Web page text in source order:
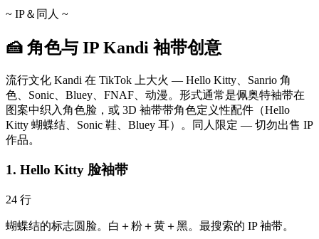
~ IP＆同人 ~
🍰 角色与 IP Kandi 袖带创意
流行文化 Kandi 在 TikTok 上大火 — Hello Kitty、Sanrio 角
色、Sonic、Bluey、FNAF、动漫。形式通常是佩奥特袖带在
图案中织入角色脸，或 3D 袖带带角色定义性配件（Hello
Kitty 蝴蝶结、Sonic 鞋、Bluey 耳）。同人限定 — 切勿出售 IP
作品。
1. Hello Kitty 脸袖带
24 行
蝴蝶结的标志圆脸。白＋粉＋黄＋黑。最搜索的 IP 袖带。